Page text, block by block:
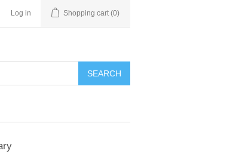
Log in Shopping cart (0)